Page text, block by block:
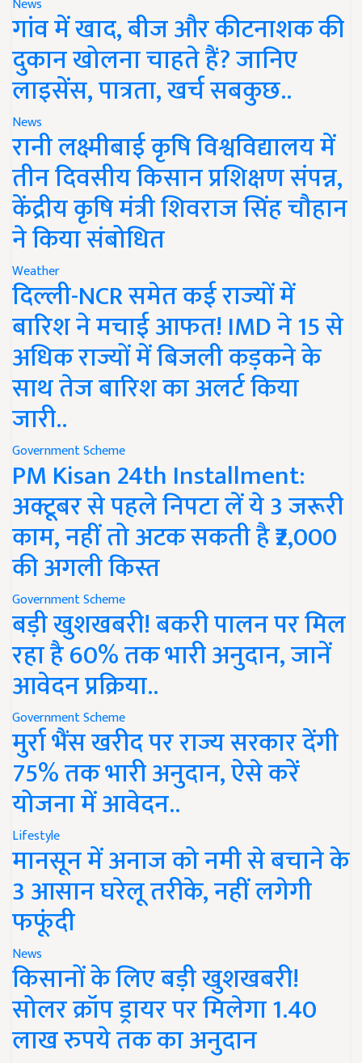
गांव में खाद, बीज और कीटनाशक की
दुकान खोलना चाहते हैं? जानिए
लाइसेंस, पात्रता, खर्च सबकुछ..
News
रानी लक्ष्मीबाई कृषि विश्वविद्यालय में
तीन दिवसीय किसान प्रशिक्षण संपन्न,
केंद्रीय कृषि मंत्री शिवराज सिंह चौहान
ने किया संबोधित
Weather
दिल्ली-NCR समेत कई राज्यों में
बारिश ने मचाई आफत! IMD ने 15 से
अधिक राज्यों में बिजली कड़कने के
साथ तेज बारिश का अलर्ट किया
जारी..
Government Scheme
PM Kisan 24th Installment:
अक्टूबर से पहले निपटा लें ये 3 जरूरी
काम, नहीं तो अटक सकती है ₹2,000
की अगली किस्त
Government Scheme
बड़ी खुशखबरी! बकरी पालन पर मिल
रहा है 60% तक भारी अनुदान, जानें
आवेदन प्रक्रिया..
Government Scheme
मुर्रा भैंस खरीद पर राज्य सरकार देंगी
75% तक भारी अनुदान, ऐसे करें
योजना में आवेदन..
Lifestyle
मानसून में अनाज को नमी से बचाने के
3 आसान घरेलू तरीके, नहीं लगेगी
फफूंदी
News
किसानों के लिए बड़ी खुशखबरी!
सोलर क्रॉप ड्रायर पर मिलेगा 1.40
लाख रुपये तक का अनुदान